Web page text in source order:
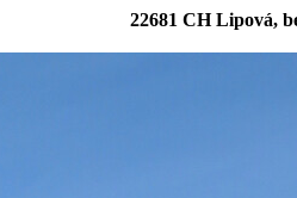
22681 CH Lipová,